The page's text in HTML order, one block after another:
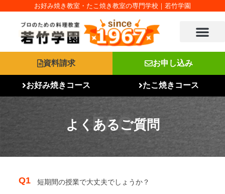
お好み焼き教室・たこ焼き教室の専門学校｜若竹学園
資料請求 お申し込み
お好み焼きコース たこ焼きコース
よくあるご質問
Q1 短期間の授業で大丈夫でしょうか？